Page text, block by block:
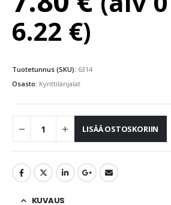
6.22 €)
Tuotetunnus (SKU): 6314
Osasto: Kynttilänjalat
LISÄÄ OSTOSKORIIN
KUVAUS